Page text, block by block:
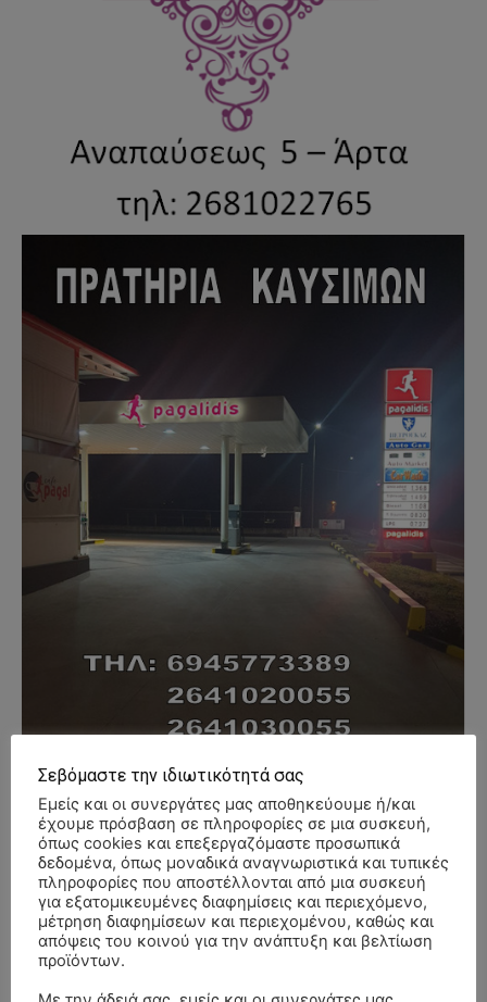
- Advertisment -
Σεβόμαστε την ιδιωτικότητά σας
Εμείς και οι συνεργάτες μας αποθηκεύουμε ή/και
έχουμε πρόσβαση σε πληροφορίες σε μια συσκευή,
όπως cookies και επεξεργαζόμαστε προσωπικά
δεδομένα, όπως μοναδικά αναγνωριστικά και τυπικές
πληροφορίες που αποστέλλονται από μια συσκευή
για εξατομικευμένες διαφημίσεις και περιεχόμενο,
μέτρηση διαφημίσεων και περιεχομένου, καθώς και
απόψεις του κοινού για την ανάπτυξη και βελτίωση
προϊόντων.